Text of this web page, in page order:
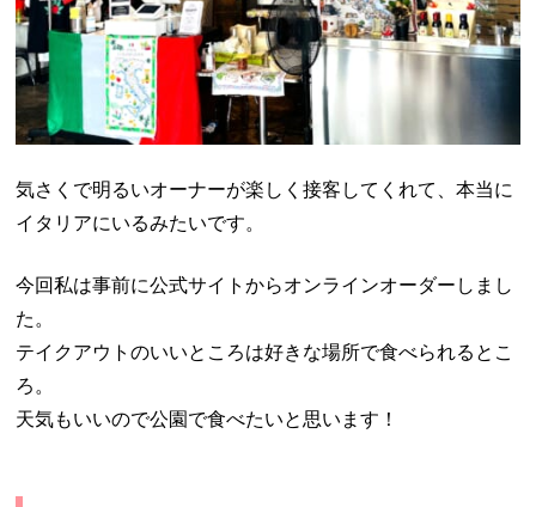
気さくで明るいオーナーが楽しく接客してくれて、本当に
イタリアにいるみたいです。
今回私は事前に公式サイトからオンラインオーダーしまし
た。
テイクアウトのいいところは好きな場所で食べられるとこ
ろ。
天気もいいので公園で食べたいと思います！